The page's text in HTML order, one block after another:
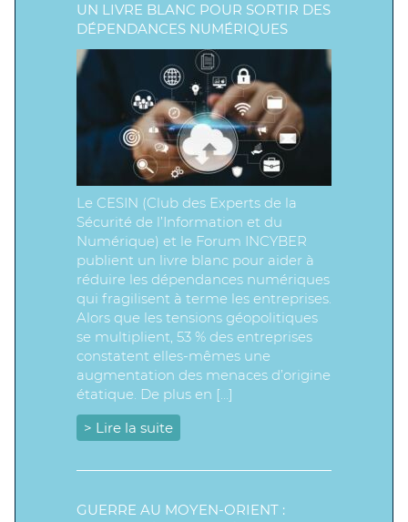
UN LIVRE BLANC POUR SORTIR DES
DÉPENDANCES NUMÉRIQUES
Le CESIN (Club des Experts de la
Sécurité de l’Information et du
Numérique) et le Forum INCYBER
publient un livre blanc pour aider à
réduire les dépendances numériques
qui fragilisent à terme les entreprises.
Alors que les tensions géopolitiques
se multiplient, 53 % des entreprises
constatent elles-mêmes une
augmentation des menaces d’origine
étatique. De plus en […]
> Lire la suite
GUERRE AU MOYEN-ORIENT :